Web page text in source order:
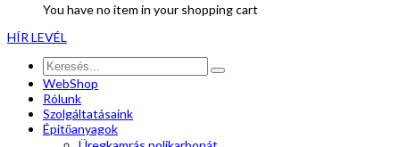
You have no item in your shopping cart
HÍR LEVÉL
WebShop
Rólunk
Szolgáltatásaink
Épitőanyagok